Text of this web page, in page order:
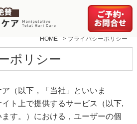
HOME > プライバシーポリシー
ポリシー
（以下，「当社」といいま
ト上で提供するサービス（以下,
ます。）における，ユーザーの個